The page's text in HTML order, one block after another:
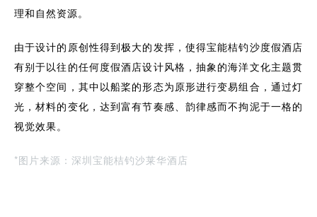
理和自然资源。
由于设计的原创性得到极大的发挥，使得宝能桔钓沙度假酒店
有别于以往的任何度假酒店设计风格，抽象的海洋文化主题贯
穿整个空间，其中以船桨的形态为原形进行变易组合，通过灯
光，材料的变化，达到富有节奏感、韵律感而不拘泥于一格的
视觉效果。
*图片来源：深圳宝能桔钓沙莱华酒店